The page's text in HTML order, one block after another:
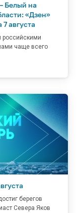
Белый на
«Дзен»
августа
российскими
чаще всего
берегов
Севера Яков